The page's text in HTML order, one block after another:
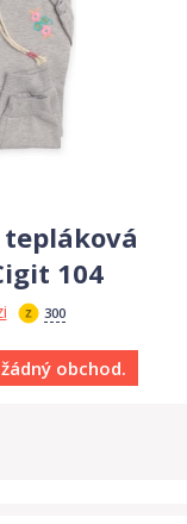
104
300
obchod.